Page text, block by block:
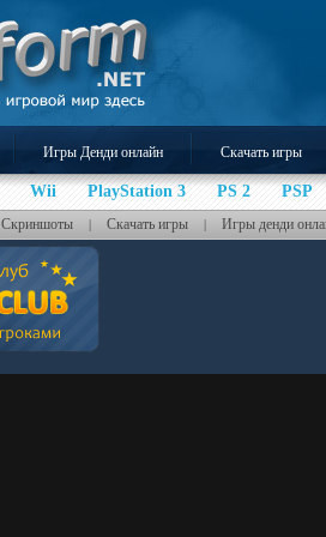
Игры Денди онлайн Скачать игры
Wii PlayStation 3 PS 2 PSP
Скриншоты | Скачать игры | Игры денди